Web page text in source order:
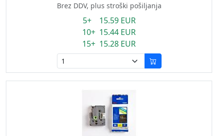
Brez DDV, plus stroški pošiljanja
5+ 15.59 EUR
10+ 15.44 EUR
15+ 15.28 EUR